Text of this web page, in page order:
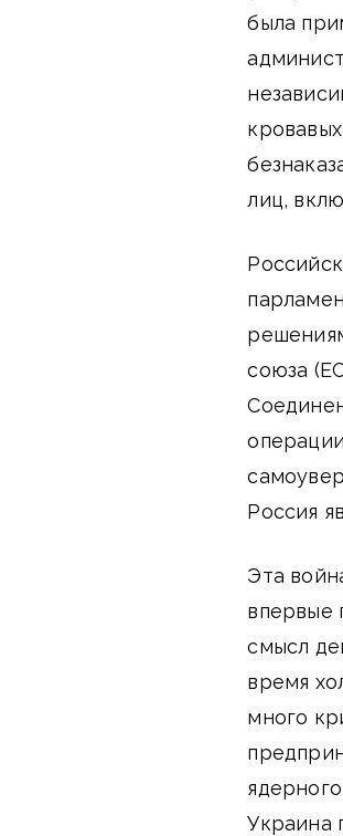
была
лиц,
союза
Россия
Эта
впервые
смысл
время
много
Украина